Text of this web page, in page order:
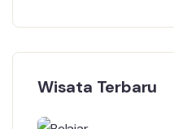
Wisata Terbaru